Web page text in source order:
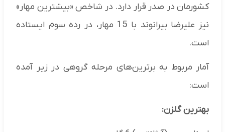
کشورمان در صدر قرار دارد. در شاخص «بیشترین مهار»
نیز علیرضا بیرانوند با 15 مهار، در رده سوم ایستاده
است.
آمار مربوط به برترین‌های مرحله گروهی در زیر آمده
است:
بهترین گلزن: